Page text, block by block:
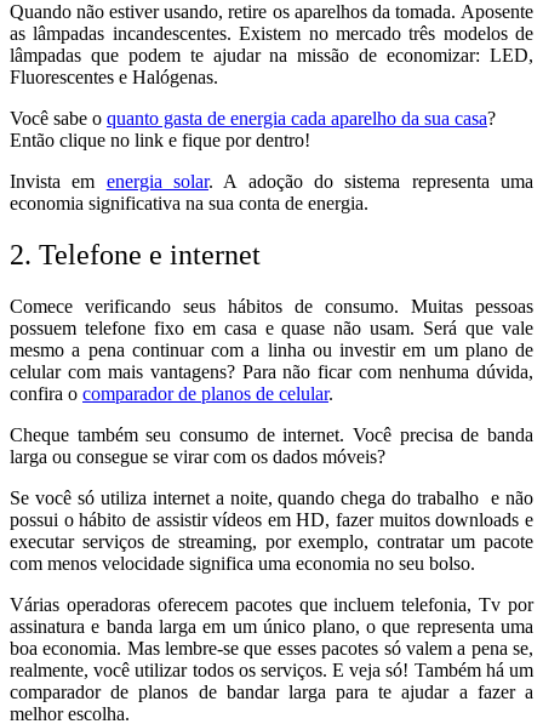
Quando não estiver usando, retire os aparelhos da tomada. Aposente
as lâmpadas incandescentes. Existem no mercado três modelos de
lâmpadas que podem te ajudar na missão de economizar: LED,
Fluorescentes e Halógenas.
Você sabe o quanto gasta de energia cada aparelho da sua casa?
Então clique no link e fique por dentro!
Invista em energia solar. A adoção do sistema representa uma
economia significativa na sua conta de energia.
2. Telefone e internet
Comece verificando seus hábitos de consumo. Muitas pessoas
possuem telefone fixo em casa e quase não usam. Será que vale
mesmo a pena continuar com a linha ou investir em um plano de
celular com mais vantagens? Para não ficar com nenhuma dúvida,
confira o comparador de planos de celular.
Cheque também seu consumo de internet. Você precisa de banda
larga ou consegue se virar com os dados móveis?
Se você só utiliza internet a noite, quando chega do trabalho e não
possui o hábito de assistir vídeos em HD, fazer muitos downloads e
executar serviços de streaming, por exemplo, contratar um pacote
com menos velocidade significa uma economia no seu bolso.
Várias operadoras oferecem pacotes que incluem telefonia, Tv por
assinatura e banda larga em um único plano, o que representa uma
boa economia. Mas lembre-se que esses pacotes só valem a pena se,
realmente, você utilizar todos os serviços. E veja só! Também há um
comparador de planos de bandar larga para te ajudar a fazer a
melhor escolha.